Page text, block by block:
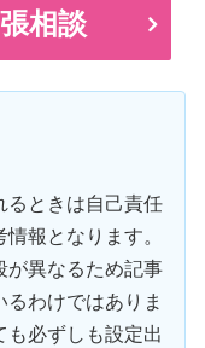
相談
るときは自己責任
報となります。
が異なるため記事
わけではありま
も必ずしも設定出